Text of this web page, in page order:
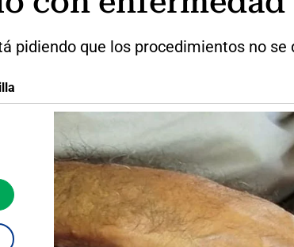
pidiendo que los procedimientos no se